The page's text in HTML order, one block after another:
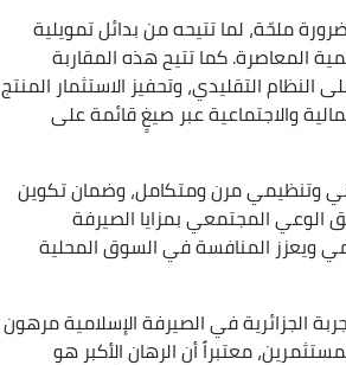
ملحّة، لما تتيحه من بدائل تمويلية
المعاصرة. كما تتيح هذه المقاربة
التقليدي، وتحفيز الاستثمار المنتج
والاجتماعية عبر صيغٍ قائمة على
وتنظيمي مرن ومتكامل، وضمان تكوين
الوعي المجتمعي بمزايا الصيرفة
ويعزز المنافسة في السوق المحلية
الجزائرية في الصيرفة الإسلامية مرهون
معتبراً أن الرهان الأكبر هو